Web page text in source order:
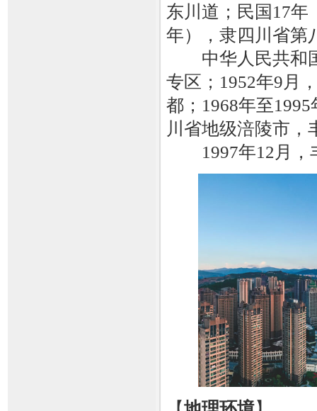
东川道；民国17年
年），隶四川省第
中华人民共和国
专区；1952年9月
都；1968年至
川省地级涪陵市，
1997年12月，